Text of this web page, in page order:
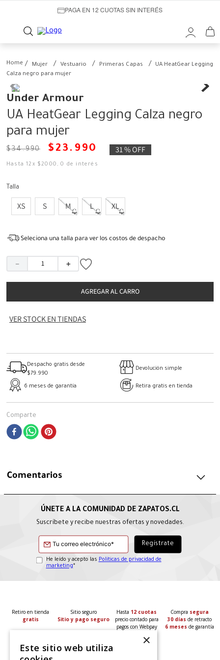
PAGA EN 12 CUOTAS SIN INTERÉS
Mujer Vestuario Primeras Capas
UA HeatGear Legging
Calza negro para mujer
Under Armour
UA HeatGear Legging Calza negro
para mujer
$34.990 $ 23 . 990 31 %OFF
Hasta12 x $2000 ,0 de interés
Talla
XS S M L XL
Seleciona una talla para ver los costos de despacho
＋
－
AGREGAR AL CARRO
VER STOCK EN TIENDAS
Despacho gratis desde
$79.990
Devolución simple
6 meses de garantía Retira gratis en tienda
Comparte
Comentarios
Suscríbete y recibe nuestras ofertas y novedades.
He leído y acepto las Políticas de privacidad de
marketing*
Retiro en tienda
gratis
Sitio seguro
Sitio y pago seguro
Hasta 12 cuotas
precio contado para
pagos con Webpay
Compra segura
30 días de retracto
6 meses de garantía
×
Este sitio web utiliza